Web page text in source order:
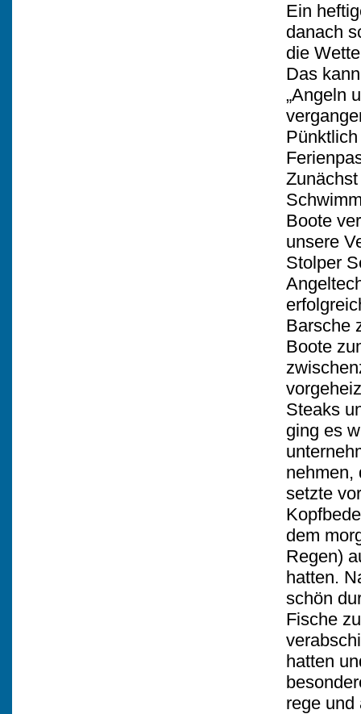
Ein
danach
die
Das
„Angeln
Boote
unsere
Stolper
Barsche
Boote
Steaks
ging es
nehmen,
setzte
dem
Regen)
hatten.
schön
Fische
hatten
rege und